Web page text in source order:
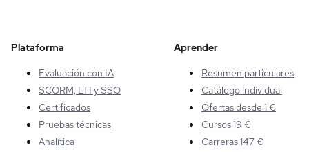
Plataforma
Evaluación con IA
SCORM, LTI y SSO
Certificados
Pruebas técnicas
Analítica
Aprender
Resumen particulares
Catálogo individual
Ofertas desde 1 €
Cursos 19 €
Carreras 147 €